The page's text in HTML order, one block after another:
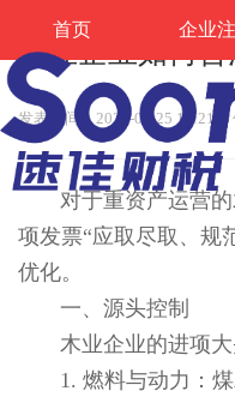
首页 企业
木业企业如何
发表时间：2026-02-25 11:21
 对于重资
项发票“应取尽取、规
优化。
一、源头控制
木业企业的进项
1. 燃料与动力：